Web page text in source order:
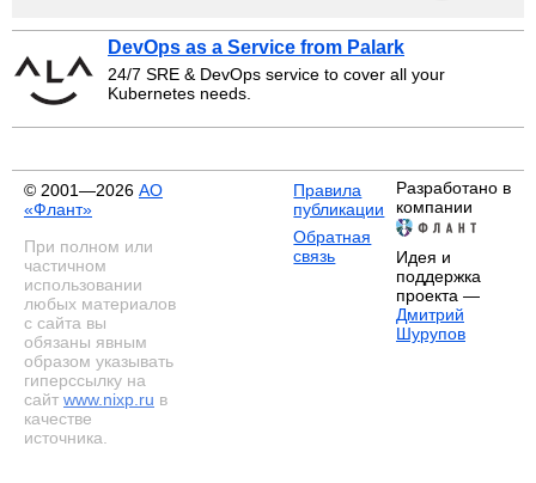
DevOps as a Service from Palark
24/7 SRE & DevOps service to cover all your
Kubernetes needs.
© 2001—2026 АО
«Флант»
При полном или
частичном
использовании
любых материалов
с сайта вы
обязаны явным
образом указывать
гиперссылку на
сайт www.nixp.ru в
качестве
источника.
Правила
публикации
Обратная
связь
Разработано в
компании
Идея и
поддержка
проекта —
Дмитрий
Шурупов